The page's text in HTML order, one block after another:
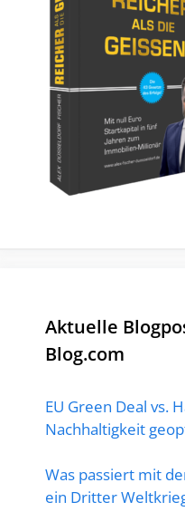
Aktuelle
Blog.com
EU Green Deal vs.
Nachhaltigkeit
Was passiert mit
ein Dritter